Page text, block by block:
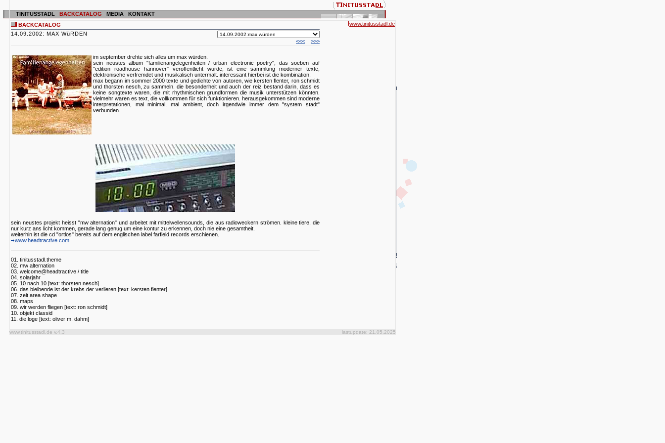
TINITUSSTADL BACKCATALOG MEDIA
KONTAKT
BACKCATALOG
14.09.2002: MAX WüRDEN
<<<
>>>
im september drehte sich alles um max würden.
sein neustes album "familienangelegenheiten / urban electronic poetry", das soeben auf
"edition roadhouse hannover" veröffentlicht wurde, ist eine sammlung moderner texte,
elektronische verfremdet und musikalisch untermalt. interessant hierbei ist die kombination:
max begann im sommer 2000 texte und gedichte von autoren, wie kersten flenter, ron schmidt
und thorsten nesch, zu sammeln. die besonderheit und auch der reiz bestand darin, dass es
keine songtexte waren, die mit rhythmischen grundformen die musik unterstützen könnten.
vielmehr waren es text, die vollkommen für sich funktionieren. herausgekommen sind moderne
interpretationen, mal minimal, mal ambient, doch irgendwie immer dem "system stadt"
verbunden.
sein neustes projekt heisst "mw alternation" und arbeitet mit mittelwellensounds, die aus radioweckern strömen. kleine tiere, die
nur kurz ans licht kommen, gerade lang genug um eine kontur zu erkennen, doch nie eine gesamtheit.
weiterhin ist die cd "ortlos" bereits auf dem englischen label farfield records erschienen.
www.headtractive.com
01. tinitusstadl.theme
02. mw alternation
03. welcome@headtractive / title
04. solarjahr
05. 10 nach 10 [text: thorsten nesch]
06. das bleibende ist der krebs der verlieren [text: kersten flenter]
07. zeit area shape
08. maps
09. wir werden fliegen [text: ron schmidt]
10. objekt classid
11. die loge [text: oliver m. dahm]
www.tinitusstadl.de
www.tinitusstadl.de v.4.3 lastupdate: 21.05.2025